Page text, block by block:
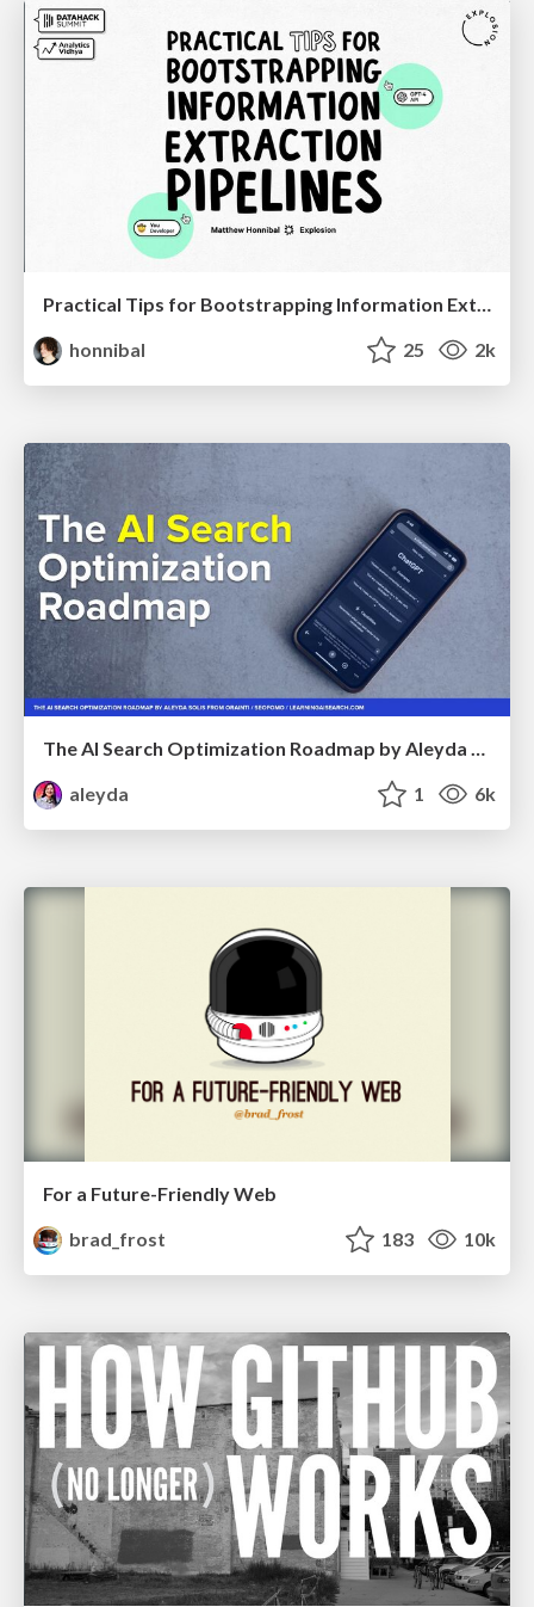
Practical Tips for Bootstrapping Information Extraction Pipelines
honnibal
25 2k
The AI Search Optimization Roadmap by Aleyda Solis
aleyda
1 6k
For a Future-Friendly Web
brad_frost
183 10k